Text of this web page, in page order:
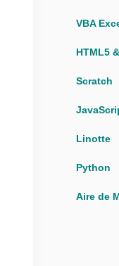
VBA
HTML5
Scratch
Linotte
Python
Aire de